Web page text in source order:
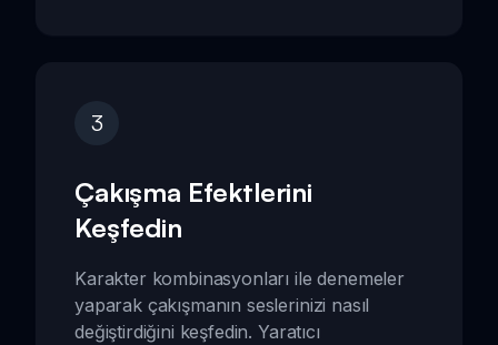
3
Çakışma Efektlerini
Keşfedin
Karakter kombinasyonları ile denemeler
yaparak çakışmanın seslerinizi nasıl
değiştirdiğini keşfedin. Yaratıcı